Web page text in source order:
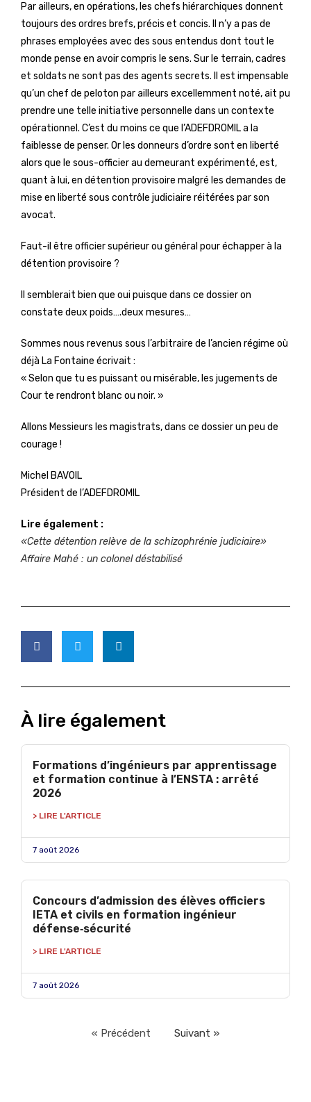
Par ailleurs, en opérations, les chefs hiérarchiques donnent
toujours des ordres brefs, précis et concis. Il n’y a pas de
phrases employées avec des sous entendus dont tout le
monde pense en avoir compris le sens. Sur le terrain, cadres
et soldats ne sont pas des agents secrets. Il est impensable
qu’un chef de peloton par ailleurs excellemment noté, ait pu
prendre une telle initiative personnelle dans un contexte
opérationnel. C’est du moins ce que l’ADEFDROMIL a la
faiblesse de penser. Or les donneurs d’ordre sont en liberté
alors que le sous-officier au demeurant expérimenté, est,
quant à lui, en détention provisoire malgré les demandes de
mise en liberté sous contrôle judiciaire réitérées par son
avocat.
Faut-il être officier supérieur ou général pour échapper à la
détention provisoire ?
Il semblerait bien que oui puisque dans ce dossier on
constate deux poids….deux mesures…
Sommes nous revenus sous l’arbitraire de l’ancien régime où
déjà La Fontaine écrivait :
« Selon que tu es puissant ou misérable, les jugements de
Cour te rendront blanc ou noir. »
Allons Messieurs les magistrats, dans ce dossier un peu de
courage !
Michel BAVOIL
Président de l’ADEFDROMIL
Lire également :
«Cette détention relève de la schizophrénie judiciaire»
Affaire Mahé : un colonel déstabilisé
À lire également
Formations d’ingénieurs par apprentissage
et formation continue à l’ENSTA : arrêté
2026
> LIRE L'ARTICLE
7 août 2026
Concours d’admission des élèves officiers
IETA et civils en formation ingénieur
défense‑sécurité
> LIRE L'ARTICLE
7 août 2026
« Précédent Suivant »